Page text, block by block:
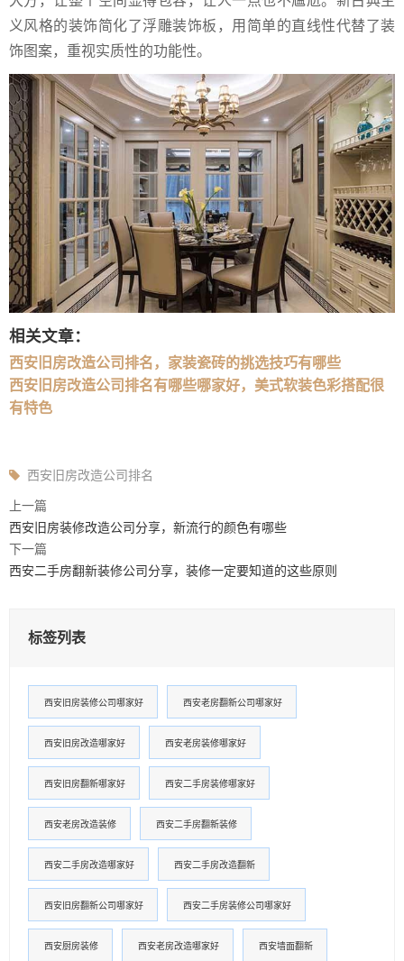
义风格的装饰简化了浮雕装饰板，用简单的直线性代替了装
饰图案，重视实质性的功能性。
相关文章：
西安旧房改造公司排名，家装瓷砖的挑选技巧有哪些
西安旧房改造公司排名有哪些哪家好，美式软装色彩搭配很
有特色
西安旧房改造公司排名
上一篇
西安旧房装修改造公司分享，新流行的颜色有哪些
下一篇
西安二手房翻新装修公司分享，装修一定要知道的这些原则
标签列表
西安旧房装修公司哪家好 西安老房翻新公司哪家好
西安旧房改造哪家好 西安老房装修哪家好
西安旧房翻新哪家好 西安二手房装修哪家好
西安老房改造装修 西安二手房翻新装修
西安二手房改造哪家好 西安二手房改造翻新
西安旧房翻新公司哪家好 西安二手房装修公司哪家好
西安厨房装修 西安老房改造哪家好 西安墙面翻新